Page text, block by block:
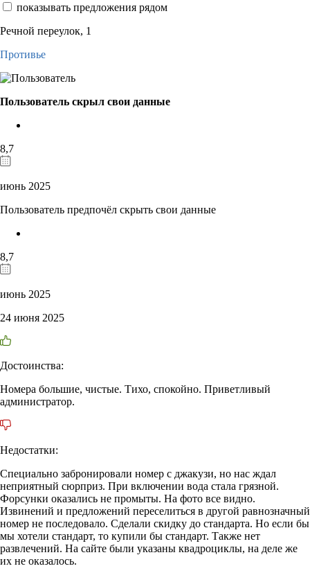
показывать предложения рядом
Речной переулок, 1
Противье
Пользователь скрыл свои данные
8,7
июнь 2025
Пользователь предпочёл скрыть свои данные
8,7
июнь 2025
24 июня 2025
Достоинства:
Номера большие, чистые. Тихо, спокойно. Приветливый
администратор.
Недостатки:
Специально забронировали номер с джакузи, но нас ждал
неприятный сюрприз. При включении вода стала грязной.
Форсунки оказались не промыты. На фото все видно.
Извинений и предложений переселиться в другой равнозначный
номер не последовало. Сделали скидку до стандарта. Но если бы
мы хотели стандарт, то купили бы стандарт. Также нет
развлечений. На сайте были указаны квадроциклы, на деле же
их не оказалось.